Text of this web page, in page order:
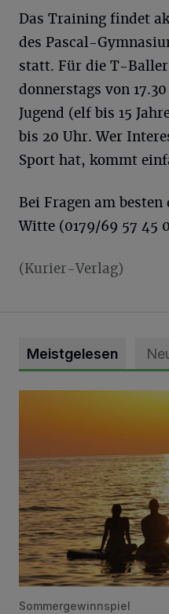
Das Training findet
des Pascal-
statt. Für die T-
donnerstags von
Jugend (elf bis 15
bis 20 Uhr. Wer
Sport hat, kommt
Bei Fragen am
Witte (0179/69 57 45
(Kurier-Verlag)
Meistgelesen
Die schönsten
Sommergewinnspiel